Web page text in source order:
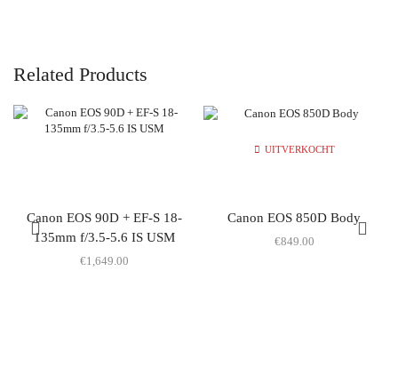
Related Products
Canon EOS 90D + EF-S 18-
135mm f/3.5-5.6 IS USM
€1,649.00
UITVERKOCHT
Canon EOS 850D Body
€849.00